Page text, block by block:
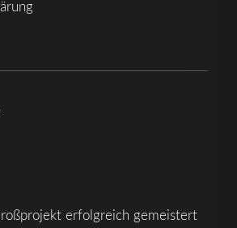
erfolgreich gemeistert